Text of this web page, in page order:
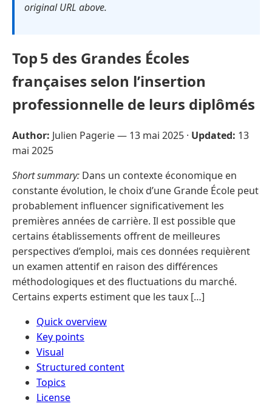
original URL above.
Top 5 des Grandes Écoles
françaises selon l’insertion
professionnelle de leurs diplômés
Author: Julien Pagerie — 13 mai 2025 · Updated: 13
mai 2025
Short summary: Dans un contexte économique en
constante évolution, le choix d’une Grande École peut
probablement influencer significativement les
premières années de carrière. Il est possible que
certains établissements offrent de meilleures
perspectives d’emploi, mais ces données requièrent
un examen attentif en raison des différences
méthodologiques et des fluctuations du marché.
Certains experts estiment que les taux […]
Quick overview
Key points
Visual
Structured content
Topics
License